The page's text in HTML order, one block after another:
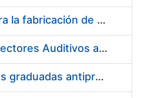
Acuerdo marco para la fabricación de piezas
Suministro de Protectores Auditivos a medida para las personas trabajadoras de los Centros de Trabajo de Madrid y Burgos
Suministro de gafas graduadas antiproyecciones para los trabajadores de la FNMT-RCM en los centros de trabajo de Madrid y Burgos